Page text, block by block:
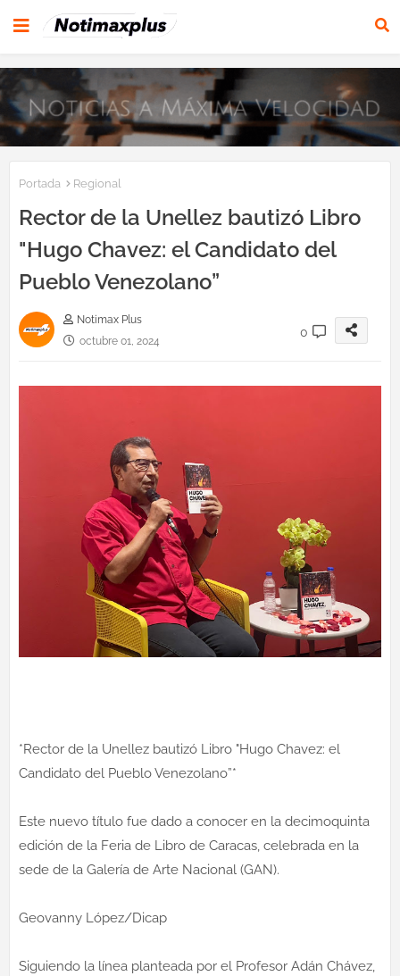
Portada Regional
Rector de la Unellez bautizó Libro
"Hugo Chavez: el Candidato del
Pueblo Venezolano”
Notimax Plus
octubre 01, 2024
0
*Rector de la Unellez bautizó Libro "Hugo Chavez: el
Candidato del Pueblo Venezolano”*
Este nuevo título fue dado a conocer en la decimoquinta
edición de la Feria de Libro de Caracas, celebrada en la
sede de la Galería de Arte Nacional (GAN).
Geovanny López/Dicap
Siguiendo la línea planteada por el Profesor Adán Chávez,